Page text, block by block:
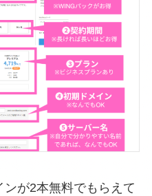
が2本無料でもらえて